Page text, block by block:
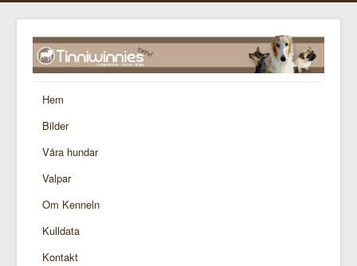
Hem
Bilder
Våra hundar
Valpar
Om Kenneln
Kulldata
Kontakt